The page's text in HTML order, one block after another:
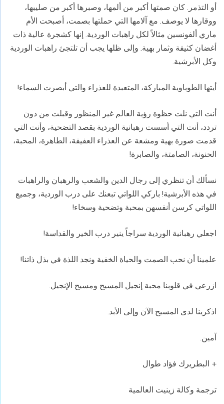
أو التذمر. كان صمتها أكبر من ألمها، وصبرها أكبر من صليبها،
ووقارها لا يوصف. مع آلامها التي حملتها بصمت، أصبحت الأم
ماري ألفونسين مثالاً لكل راهبات الوردية. إنها كشجرة عالية ذات
أغضان كثيفة وثمار بهية. وإلى ظلها يجب أن تلتجئ راهبات الوردية
وكل الأبرشية.
أيتها الطوباوية المباركة، المتعبدة للعذراء والتي أبصرت السماء!
أنت التي نلت حظوة رؤية العالم غير المنظور وقبلت من دون
تردد، أنت التي أسست رهبانية الوردية بقصد التضحية، وأنت التي
قدمت صورة بهية ومشعة عن العذراء العفيفة، الطاهرة، المحبة،
الحنونة، الصامتة، والصابرة!
نسألك أن تنظري إلى رجال الدين والشعب والرهبان والراهبات
في هذه الأبرشية! باركي اللواتي تبعنك على درب الوردية، وجميع
اللواتي كرسن أنفسهن بمحبة وتضحية وسخاء!
اجعلي رهبانية الوردية سراجاً ينير درب الخير والقداسة!
علمينا أن نحب الصمت والحياة الخفية ونجد اللذة في بذل ذاتنا!
ازرعي في قلوبنا محبة إنجيل المسيح ومسيح الإنجيل.
اذكرينا لدى المسيح الآن وإلى الأبد.
آمين.
+ البطريرك فؤاد طوال
ترجمة وكالة زينيت العالمية